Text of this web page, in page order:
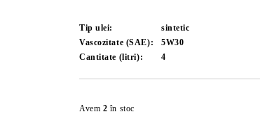
Tip ulei:
sintetic
Vascozitate (SAE):
5W30
Cantitate (litri):
4
Avem 2 în stoc